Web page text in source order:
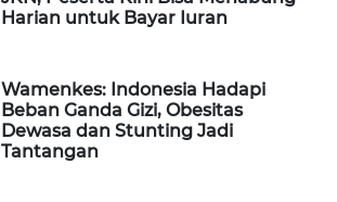
Harian untuk Bayar Iuran
Wamenkes: Indonesia Hadapi
Beban Ganda Gizi, Obesitas
Dewasa dan Stunting Jadi
Tantangan